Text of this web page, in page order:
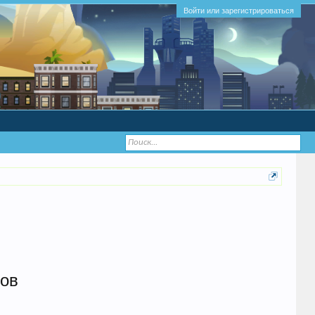
Войти или зарегистрироваться